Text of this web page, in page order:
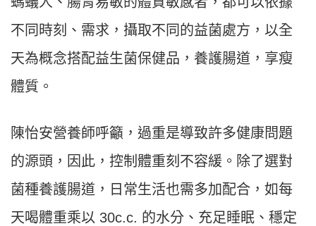
不同時刻、需求，攝取不同的益菌處方，以全
天為概念搭配益生菌保健品，養護腸道，享瘦
體質。
陳怡安營養師呼籲，過重是導致許多健康問題
的源頭，因此，控制體重刻不容緩。除了選對
菌種養護腸道，日常生活也需多加配合，如每
天喝體重乘以 30c.c. 的水分、充足睡眠、穩定